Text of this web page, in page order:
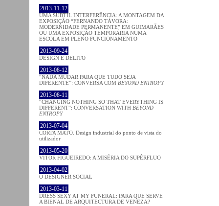
2013-11-12
UMA SUBTIL INTERFERÊNCIA: A MONTAGEM DA
EXPOSIÇÃO “FERNANDO TÁVORA:
MODERNIDADE PERMANENTE” EM GUIMARÃES
OU UMA EXPOSIÇÃO TEMPORÁRIA NUMA
ESCOLA EM PLENO FUNCIONAMENTO
2013-09-24
DESIGN E DELITO
2013-08-12
“NADA MUDAR PARA QUE TUDO SEJA
DIFERENTE”: CONVERSA COM BEYOND ENTROPY
2013-08-11
“CHANGING NOTHING SO THAT EVERYTHING IS
DIFFERENT”: CONVERSATION WITH BEYOND
ENTROPY
2013-07-04
CORTA MATO. Design industrial do ponto de vista do
utilizador
2013-05-20
VÍTOR FIGUEIREDO: A MISÉRIA DO SUPÉRFLUO
2013-04-02
O DESIGNER SOCIAL
2013-03-11
DRESS SEXY AT MY FUNERAL: PARA QUE SERVE
A BIENAL DE ARQUITECTURA DE VENEZA?